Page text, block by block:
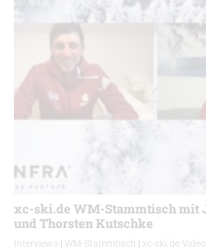
xc-ski.de WM-Stammtisch mit
und Thorsten Kutschke
Interviews | WM-Stammtisch | xc-ski.de